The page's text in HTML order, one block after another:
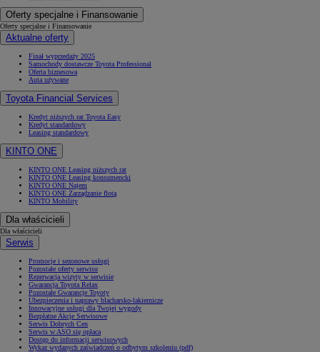
Oferty specjalne i Finansowanie
Oferty specjalne i Finansowanie
Aktualne oferty
Finał wyprzedaży 2025
Samochody dostawcze Toyota Professional
Oferta biznesowa
Auta używane
Toyota Financial Services
Kredyt niższych rat Toyota Easy
Kredyt standardowy
Leasing standardowy
KINTO ONE
KINTO ONE Leasing niższych rat
KINTO ONE Leasing konsumencki
KINTO ONE Najem
KINTO ONE Zarządzanie flotą
KINTO Mobility
Dla właścicieli
Dla właścicieli
Serwis
Promocje i sezonowe usługi
Pozostałe oferty serwisu
Rezerwacja wizyty w serwisie
Gwarancja Toyota Relax
Pozostałe Gwarancje Toyoty
Ubezpieczenia i naprawy blacharsko-lakiernicze
Innowacyjne usługi dla Twojej wygody
Bezpłatne Akcje Serwisowe
Serwis Dobrych Cen
Serwis w ASO się opłaca
Dostęp do informacji serwisowych
Wykaz wydanych zaświadczeń o odbytym szkoleniu (pdf)